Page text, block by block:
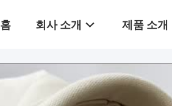
홈 회사 소개 제품 소개